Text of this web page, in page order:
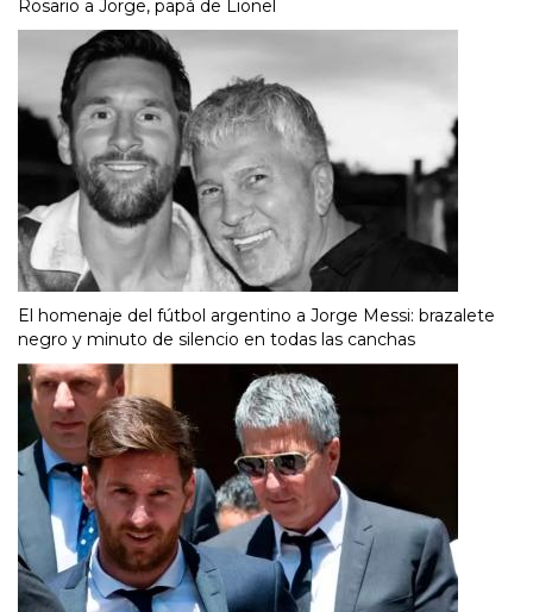
Rosario a Jorge, papá de Lionel
El homenaje del fútbol argentino a Jorge Messi: brazalete
negro y minuto de silencio en todas las canchas